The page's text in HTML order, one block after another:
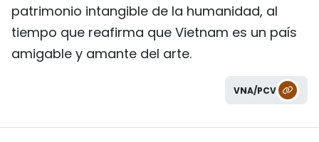
patrimonio intangible de la humanidad, al
tiempo que reafirma que Vietnam es un país
amigable y amante del arte.
VNA/PCV